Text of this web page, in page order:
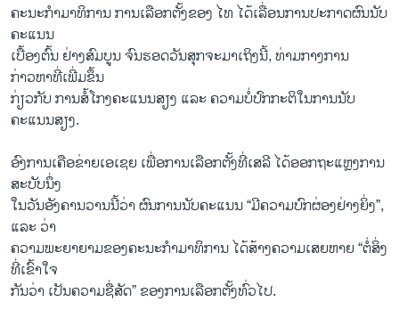
ຄະ​ນະ​ກຳ​ມາ​ທິກ​ານ ການ​ເລືອກ​ຕັ້ງຂອງ ໄທ ໄດ້​ເລື່ອນ​ການ​ປະ​ກາດ​ຜົນ​ນັບ​
ຄະ​ແນນ​
ເບື້ອງຕົ້ນ ຢ່າງສົມບູນ ຈົນຮອດວັນສຸກຈະມາເຖິງນີ້, ທ່າມກາງການ
ກ່າວຫາທີ່ເພີ່ມຂຶ້ນ
ກ່ຽວກັບ ການສໍ້ໂກງຄະແນນສຽງ ແລະ ຄວາມບໍ່ປົກກະຕິໃນການນັບ
ຄະແນນສຽງ.
ອົງ​ການ​ເຄືອ​ຂ່າຍ​ເອ​ເຊຍ ເພື່ອ​ການ​ເລືອກ​ຕັ້ງ​ທີ່​ເສ​ລີ ໄດ້​ອອກ​ຖະ​ແຫຼງ​ການ​
ສະ​ບັບ​ນຶ່ງ
ໃນວັນອັງຄານວານນີ້ວ່າ ຜົນການນັບຄະແນນ “ມີຄວາມບົກຜ່ອງຢ່າງຍິ່ງ”,
ແລະ ວ່າ
ຄວາມພະຍາຍາມຂອງຄະນະກຳມາທິການ ໄດ້ສ້າງຄວາມເສຍຫາຍ “ຕໍ່ສິ່ງ
ທີ່ເຂົ້າໃຈ
ກັນວ່າ ເປັນຄວາມຊື່ສັດ” ຂອງການເລືອກຕັ້ງທົ່ວໄປ.